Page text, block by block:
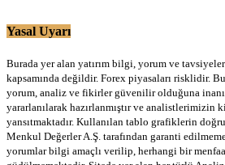
Yasal Uyarı
Burada yer alan yatırım bilgi, yorum ve tavsiyeleri
kapsamında değildir. Forex piyasaları risklidir.
yorum, analiz ve fikirler güvenilir olduğuna
yararlanılarak hazırlanmıştır ve analistlerimizin
yansıtmaktadır. Kullanılan tablo grafiklerin
Menkul Değerler A.Ş. tarafından garanti
yorumlar bilgi amaçlı verilip, herhangi bir